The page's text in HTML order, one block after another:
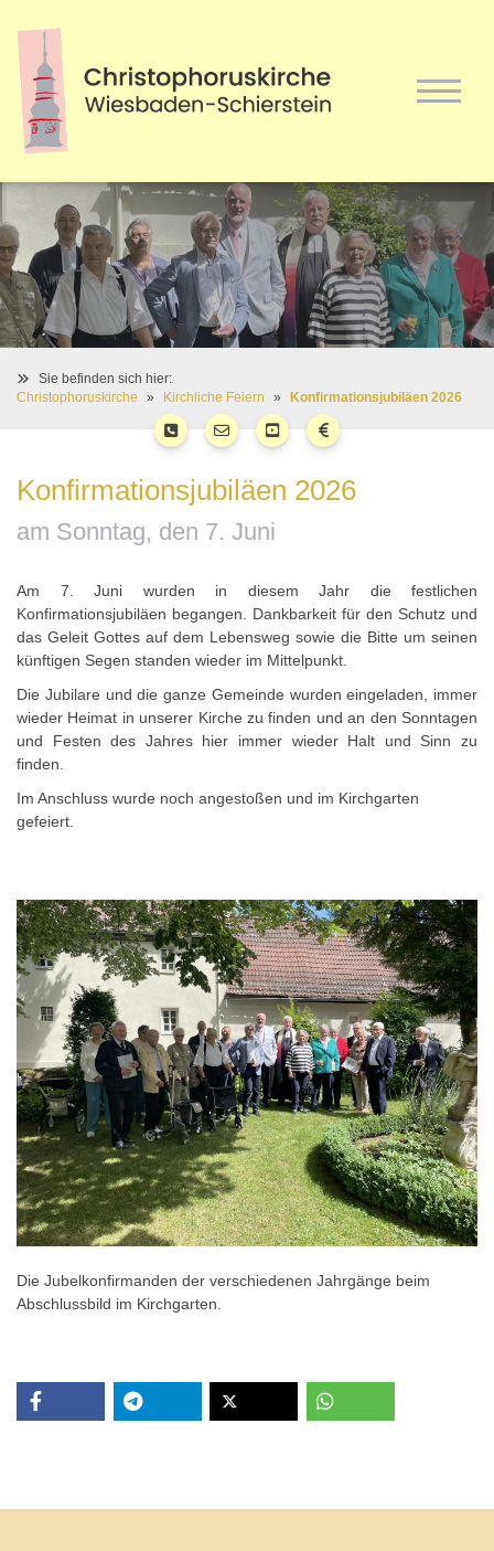
Sie befinden sich hier:
Christophoruskirche
Kirchliche Feiern Konfirmationsjubiläen 2026
Konfirmationsjubiläen 2026
am Sonntag, den 7. Juni
Am 7. Juni wurden in diesem Jahr die festlichen
Konfirmationsjubiläen begangen. Dankbarkeit für den Schutz und
das Geleit Gottes auf dem Lebensweg sowie die Bitte um seinen
künftigen Segen standen wieder im Mittelpunkt.
Die Jubilare und die ganze Gemeinde wurden eingeladen, immer
wieder Heimat in unserer Kirche zu finden und an den Sonntagen
und Festen des Jahres hier immer wieder Halt und Sinn zu
finden.
Im Anschluss wurde noch angestoßen und im Kirchgarten
gefeiert.
Die Jubelkonfirmanden der verschiedenen Jahrgänge beim
Abschlussbild im Kirchgarten.